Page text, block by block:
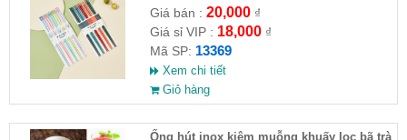
Giá bán : 20,000₫
Giá sỉ VIP : 18,000₫
Mã SP: 13369
Xem chi tiết
Giỏ hàng
Ống hút inox kiêm muỗng khuấy lọc bã trà